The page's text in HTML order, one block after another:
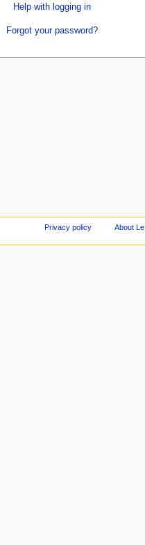
Help with logging in
Forgot your password?
Privacy policy About